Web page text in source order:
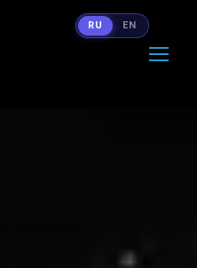
RU EN